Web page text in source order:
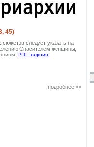
45)
следует указать на
Спасителем женщины,
PDF-версия.
подробнее >>